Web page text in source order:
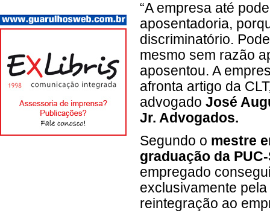
“A empresa até
aposentadoria,
discriminatório.
mesmo sem razão
aposentou. A
afronta artigo da
advogado José
Jr. Advogados.
Segundo o mestre
graduação da
empregado
exclusivamente
reintegração ao